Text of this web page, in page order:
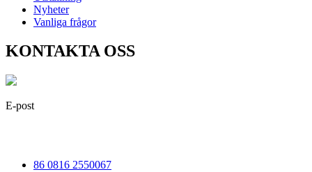
Nyheter
Vanliga frågor
KONTAKTA OSS
E-post
86 0816 2550067